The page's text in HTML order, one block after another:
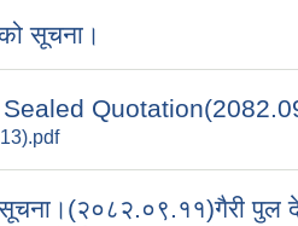
सूचना।
पुल